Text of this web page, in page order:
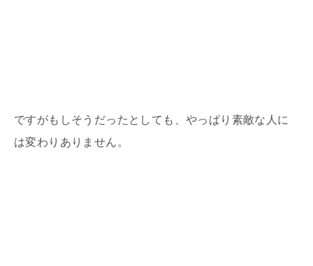
ですがもしそうだったとしても、やっぱり素敵な人に
は変わりありません。